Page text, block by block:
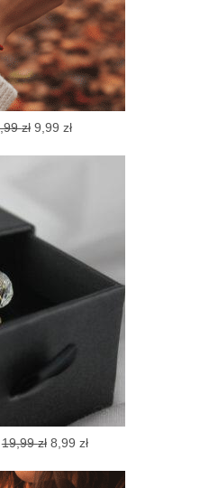
zł Pierwotna
9,99 złAktualna
19,99zł Pierwotna
wynosiła:
8,99 złAktualna
wynosi: